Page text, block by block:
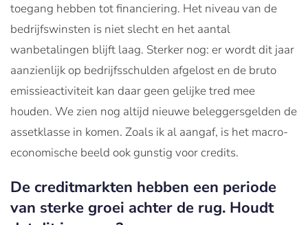
toegang hebben tot financiering. Het niveau van de
bedrijfswinsten is niet slecht en het aantal
wanbetalingen blijft laag. Sterker nog: er wordt dit jaar
aanzienlijk op bedrijfsschulden afgelost en de bruto
emissieactiviteit kan daar geen gelijke tred mee
houden. We zien nog altijd nieuwe beleggersgelden de
assetklasse in komen. Zoals ik al aangaf, is het macro-
economische beeld ook gunstig voor credits.
De creditmarkten hebben een periode
van sterke groei achter de rug. Houdt